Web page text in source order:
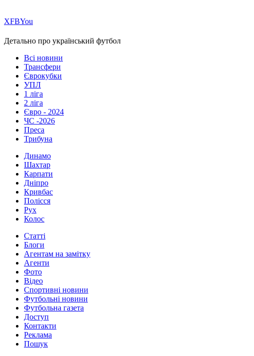
ХFBYou
Детально про український футбол
Всі новини
Трансфери
Єврокубки
УПЛ
1 ліга
2 ліга
Євро - 2024
ЧС -2026
Преса
Трибуна
Динамо
Шахтар
Карпати
Дніпро
Кривбас
Полісся
Рух
Колос
Статті
Блоги
Агентам на замітку
Агенти
Фото
Відео
Спортивні новини
Футбольні новини
Футбольна газета
Доступ
Контакти
Реклама
Пошук